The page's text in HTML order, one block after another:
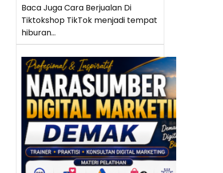
Baca Juga Cara Berjualan Di
Tiktokshop TikTok menjadi tempat
hiburan…